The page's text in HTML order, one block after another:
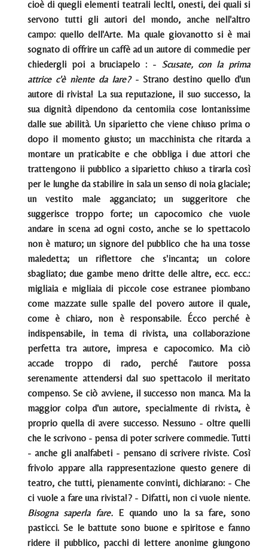
cioè di quegli elementi teatrali lecltl, onesti, dei quali si
servono tutti gli autori del mondo, anche nell'altro
campo: quello dell'Arte. Ma quale giovanotto si è mai
sognato di offrire un caffè ad un autore di commedie per
chiedergli poi a bruciapelo : - Scusate, con la prima
attrice c'è nìente da Iare?- Strano destino quello d'un
autore di rivista! La sua reputazione, il suo successo, la
sua dignità dipendono da centomiia cose lontanissime
dalle sue abilità. Un siparietto che viene chiuso prima o
dopo il momento giusto; un macchinista che ritarda a
montare un praticabite e che obbliga i due attori che
trattengono ii pubblico a siparietto chiuso a tirarla così
per le lunghe da stabilire in sala un senso di noia glaciale;
un vestito male agganciato; un suggeritore che
suggerisce troppo forte; un capocomico che vuole
andare in scena ad ogni costo, anche se lo spettacolo
non è maturo; un signore del pubblico che ha una tosse
maledetta; un riflettore che s'incanta; un colore
sbagliato; due gambe meno dritte delle altre, ecc. ecc.:
migliaia e migliaia di piccole cose estranee piombano
come mazzate sulle spalle del povero autore il quale,
come è chiaro, non è responsabile. Écco perché è
indispensabile, in tema di rivista, una collaborazione
perfetta tra autore, impresa e capocomico. Ma ciò
accade troppo di rado, perché l'autore possa
serenamente attendersi dal suo spettacolo il meritato
compenso. Se ciò avviene, il successo non manca. Ma la
maggior colpa d'un autore, specialmente di rivista, è
proprio quella di avere successo. Nessuno - oltre quelli
che le scrivono - pensa di poter scrivere commedie. Tutti
- anche gli analfabeti - pensano di scrivere riviste. Così
frivolo appare alla rappresentazione questo genere di
teatro, che tutti, pienamente convinti, dichiarano: - Che
ci vuole a fare una rivista!? - Difatti, non ci vuole niente.
Bisogna saperla fare. E quando uno la sa fare, sono
pasticci. Se le battute sono buone e spiritose e fanno
ridere il pubblico, pacchi di lettere anonime giungono